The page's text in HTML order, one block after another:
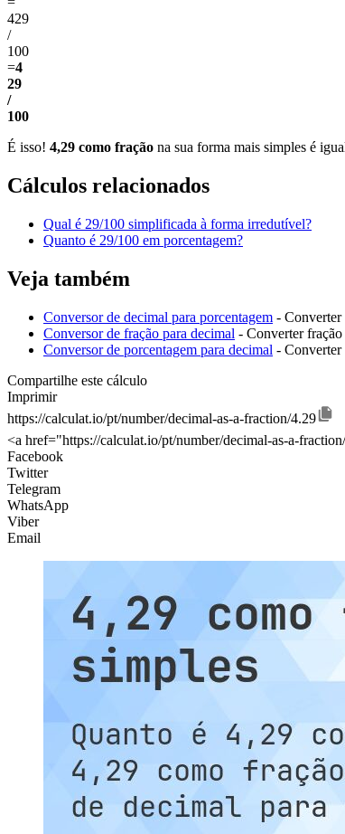
429
/
100
=4
29
/
100
É isso! 4,29 como fração na sua forma mais simples é
Cálculos relacionados
Qual é 29/100 simplificada à forma irredutível?
Quanto é 29/100 em porcentagem?
Veja também
Conversor de decimal para porcentagem - Converter
Conversor de fração para decimal - Converter
Conversor de porcentagem para decimal - Converter
Compartilhe este cálculo
Imprimir
https://calculat.io/pt/number/decimal-as-a-fraction/4.29
<a href="https://calculat.io/pt/number/decimal-as-a-
Facebook
Twitter
Telegram
WhatsApp
Viber
Email